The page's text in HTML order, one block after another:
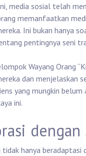
media sosial telah
memanfaatkan
Ini bukan hanya
pentingnya seni
Wayang Orang
dan menjelaskan
yang mungkin
ini.
tidak hanya